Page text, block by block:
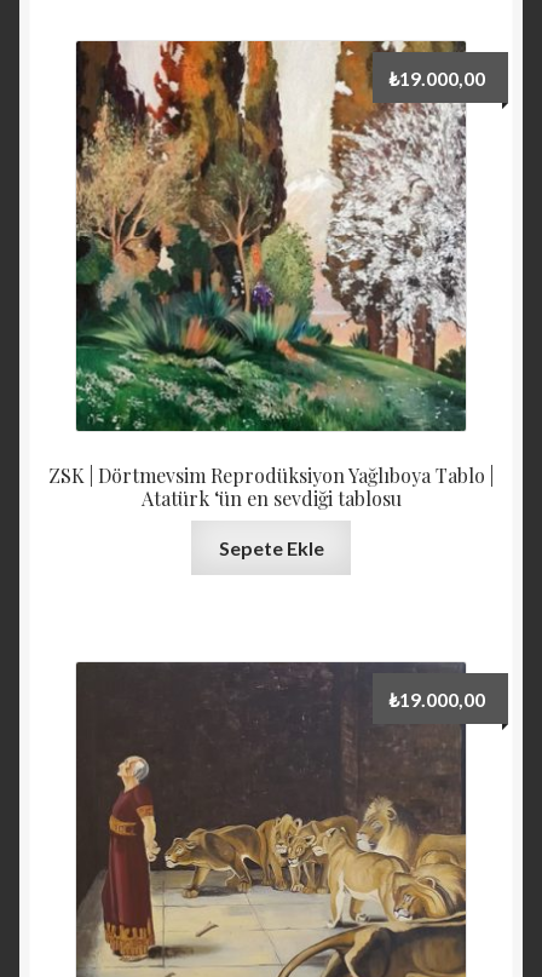
ZSK | Dörtmevsim Reprodüksiyon Yağlıboya Tablo |
Atatürk ‘ün en sevdiği tablosu
₺19.000,00
Sepete Ekle
₺19.000,00